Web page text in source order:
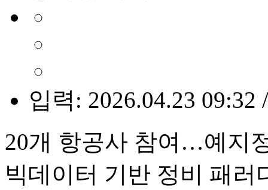
입력: 2026.04.23 09:32
20개 항공사 참여…예지
빅데이터 기반 정비 패